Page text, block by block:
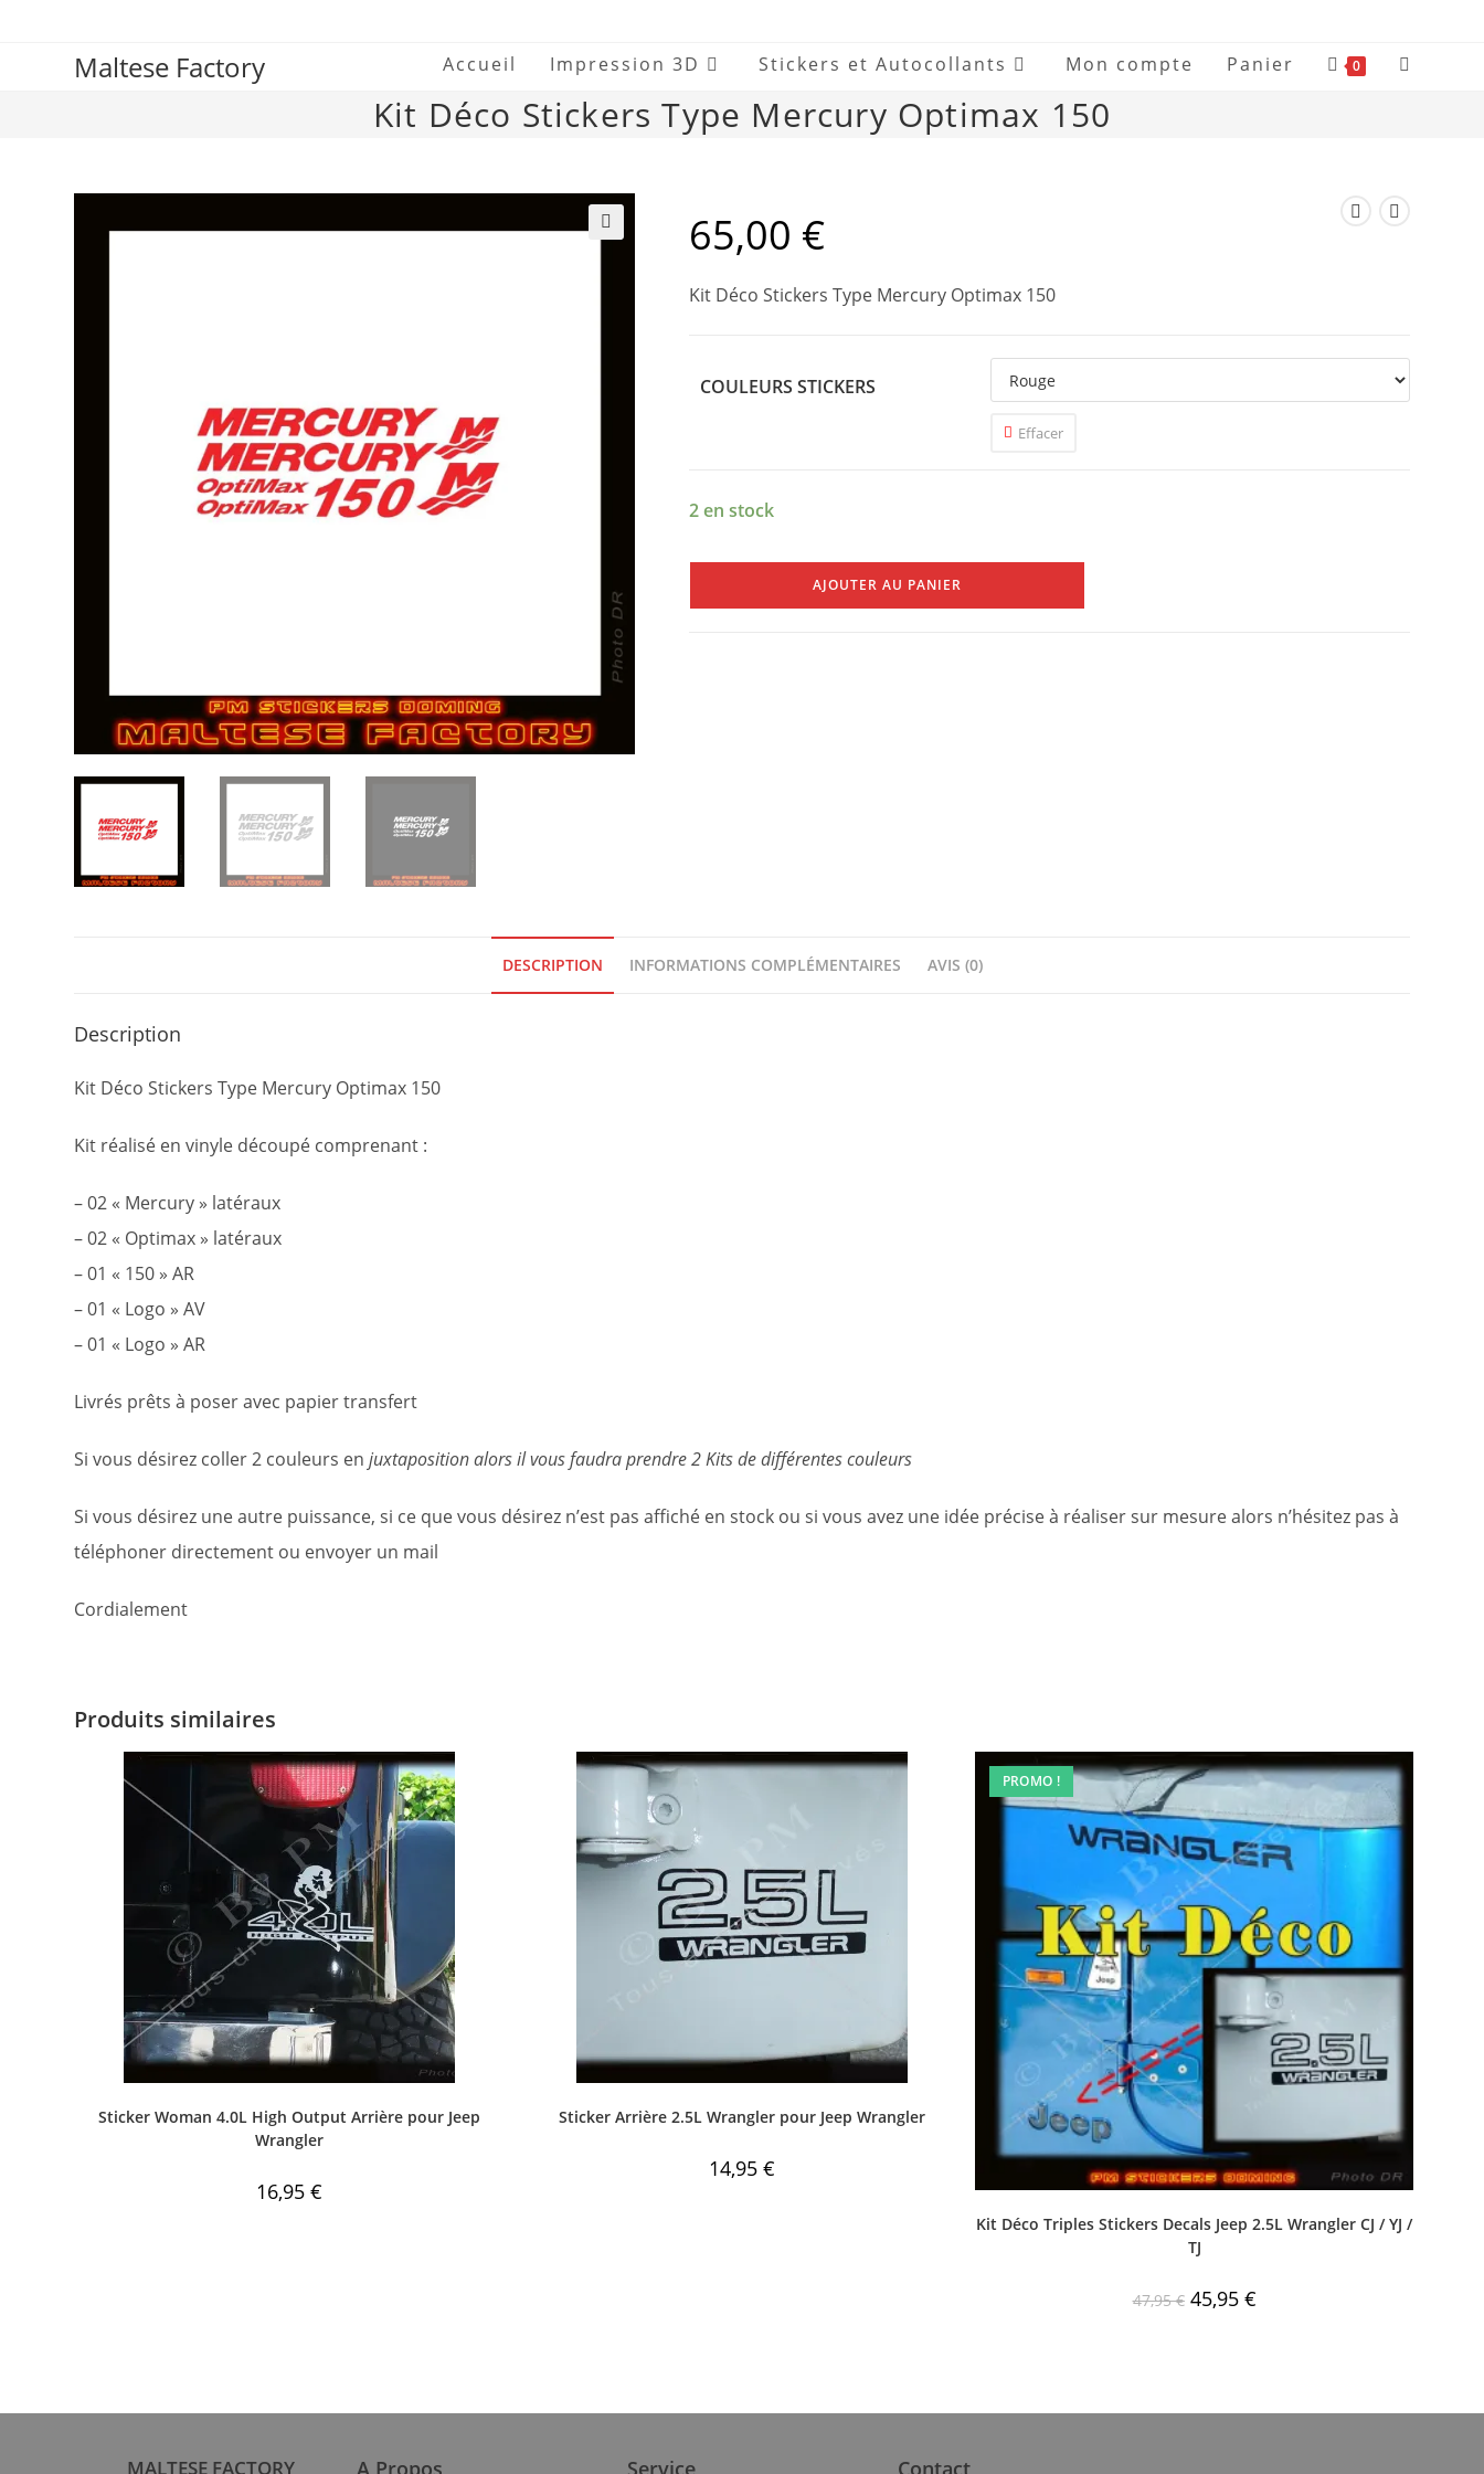
Maltese Factory Accueil Impression 3D Stickers et Autocollants Mon compte Panier 0
Kit Déco Stickers Type Mercury Optimax 150
65,00 €
Kit Déco Stickers Type Mercury Optimax 150
COULEURS STICKERS
Effacer
2 en stock
AJOUTER AU PANIER
DESCRIPTION INFORMATIONS COMPLÉMENTAIRES AVIS (0)
Description
Kit Déco Stickers Type Mercury Optimax 150
Kit réalisé en vinyle découpé comprenant :
– 02 « Mercury » latéraux
– 02 « Optimax » latéraux
– 01 « 150 » AR
– 01 « Logo » AV
– 01 « Logo » AR
Livrés prêts à poser avec papier transfert
Si vous désirez coller 2 couleurs enjuxtaposition alors il vous faudra prendre 2 Kits de différentes couleurs
Si vous désirez une autre puissance, si ce que vous désirez n’est pas affiché en stock ou si vous avez une idée précise à réaliser sur mesure alors n’hésitez pas à
téléphoner directement ou envoyer un mail
Cordialement
Produits similaires
Sticker Woman 4.0L High Output Arrière pour Jeep
Wrangler
16,95€
Sticker Arrière 2.5L Wrangler pour Jeep Wrangler
14,95 €
PROMO !
Kit Déco Triples Stickers Decals Jeep 2.5L Wrangler CJ / YJ /
TJ
47,95€ 45,95 €
MALTESE FACTORY A Propos Service Contact